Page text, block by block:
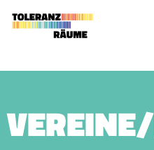
content